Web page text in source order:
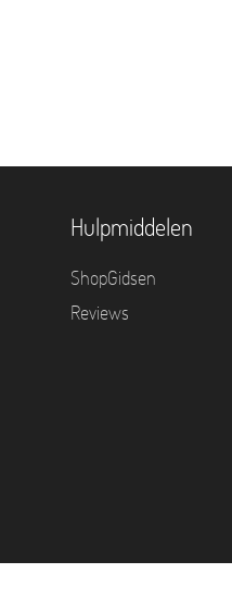
Hulpmiddelen
ShopGidsen
Reviews